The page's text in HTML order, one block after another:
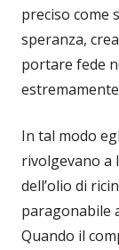
preciso come
speranza,
portare fede
In tal modo
rivolgevano a
dell’olio di
paragonabile
Quando il